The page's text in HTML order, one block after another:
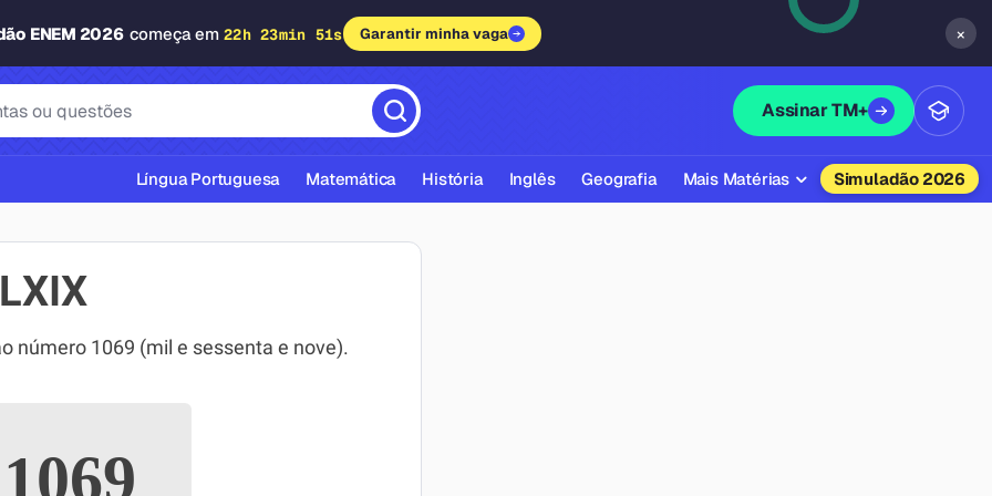
ENEM 2026 começa em 22h 23min 50s Garantir minha vaga ×
Assinar TM+
ABNT
Língua Portuguesa Matemática História Inglês Geografia Mais Matérias Simuladão 2026
número 1069 (mil e sessenta e nove).
1069